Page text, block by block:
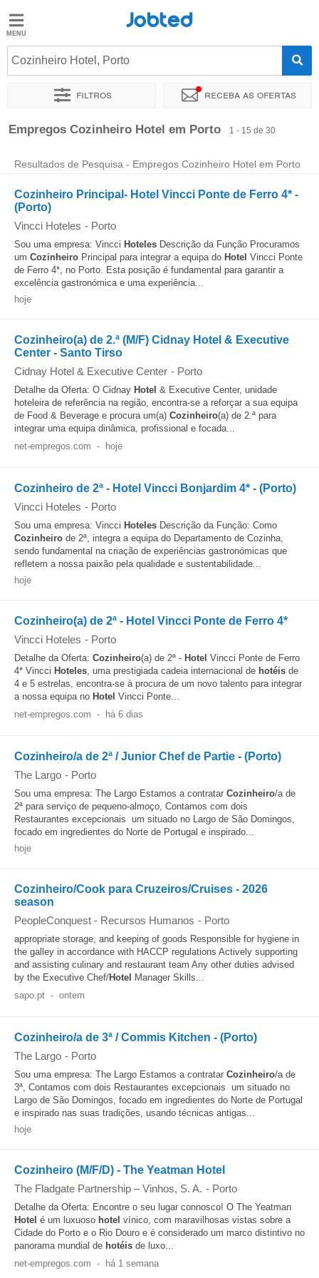
Jobted
Empregos
Salários
Jobted
Cozinheiro Hotel, Porto
Filtros Receba as ofertas
Ordenar por Localidade exata Empresa
Empregos Cozinheiro Hotel em Porto 1 - 15 de 30
Resultados de Pesquisa - Empregos Cozinheiro Hotel em Porto
Cozinheiro Principal- Hotel Vincci Ponte de Ferro 4* -
(Porto)
Vincci Hoteles - Porto
Sou uma empresa: Vincci Hoteles Descrição da Função Procuramos
um Cozinheiro Principal para integrar a equipa do Hotel Vincci Ponte
de Ferro 4*, no Porto. Esta posição é fundamental para garantir a
excelência gastronómica e uma experiência...
hoje
Cozinheiro(a) de 2.ª (M/F) Cidnay Hotel & Executive
Center - Santo Tirso
Cidnay Hotel & Executive Center - Porto
Detalhe da Oferta: O Cidnay Hotel & Executive Center, unidade
hoteleira de referência na região, encontra-se a reforçar a sua equipa
de Food & Beverage e procura um(a) Cozinheiro(a) de 2.ª para
integrar uma equipa dinâmica, profissional e focada...
net-empregos.com - hoje
Cozinheiro de 2ª - Hotel Vincci Bonjardim 4* - (Porto)
Vincci Hoteles - Porto
Sou uma empresa: Vincci Hoteles Descrição da Função: Como
Cozinheiro de 2ª, integra a equipa do Departamento de Cozinha,
sendo fundamental na criação de experiências gastronómicas que
refletem a nossa paixão pela qualidade e sustentabilidade...
hoje
Cozinheiro(a) de 2ª - Hotel Vincci Ponte de Ferro 4*
Vincci Hoteles - Porto
Detalhe da Oferta: Cozinheiro(a) de 2ª - Hotel Vincci Ponte de Ferro
4* Vincci Hoteles, uma prestigiada cadeia internacional de hotéis de
4 e 5 estrelas, encontra-se à procura de um novo talento para integrar
a nossa equipa no Hotel Vincci Ponte...
net-empregos.com - há 6 dias
Cozinheiro/a de 2ª / Junior Chef de Partie - (Porto)
The Largo - Porto
Sou uma empresa: The Largo Estamos a contratar Cozinheiro/a de
2ª para serviço de pequeno-almoço, Contamos com dois
Restaurantes excepcionais  um situado no Largo de São Domingos,
focado em ingredientes do Norte de Portugal e inspirado...
hoje
Cozinheiro/Cook para Cruzeiros/Cruises - 2026
season
PeopleConquest - Recursos Humanos - Porto
appropriate storage, and keeping of goods Responsible for hygiene in
the galley in accordance with HACCP regulations Actively supporting
and assisting culinary and restaurant team Any other duties advised
by the Executive Chef/Hotel
Manager Skills...
sapo.pt - ontem
Cozinheiro/a de 3ª / Commis Kitchen - (Porto)
The Largo - Porto
Sou uma empresa: The Largo Estamos a contratar Cozinheiro/a de
3ª, Contamos com dois Restaurantes excepcionais  um situado no
Largo de São Domingos, focado em ingredientes do Norte de Portugal
e inspirado nas suas tradições, usando técnicas antigas...
hoje
Cozinheiro (M/F/D) - The Yeatman Hotel
The Fladgate Partnership – Vinhos, S. A. - Porto
Detalhe da Oferta: Encontre o seu lugar connosco! O The Yeatman
Hotel é um luxuoso hotel vínico, com maravilhosas vistas sobre a
Cidade do Porto e o Rio Douro e é considerado um marco distintivo no
panorama mundial de hotéis de luxo...
net-empregos.com - há 1 semana